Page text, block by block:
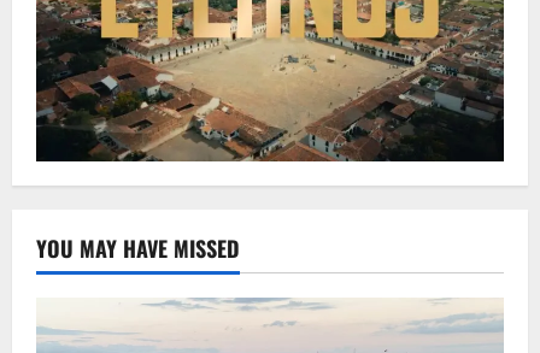
YOU MAY HAVE MISSED